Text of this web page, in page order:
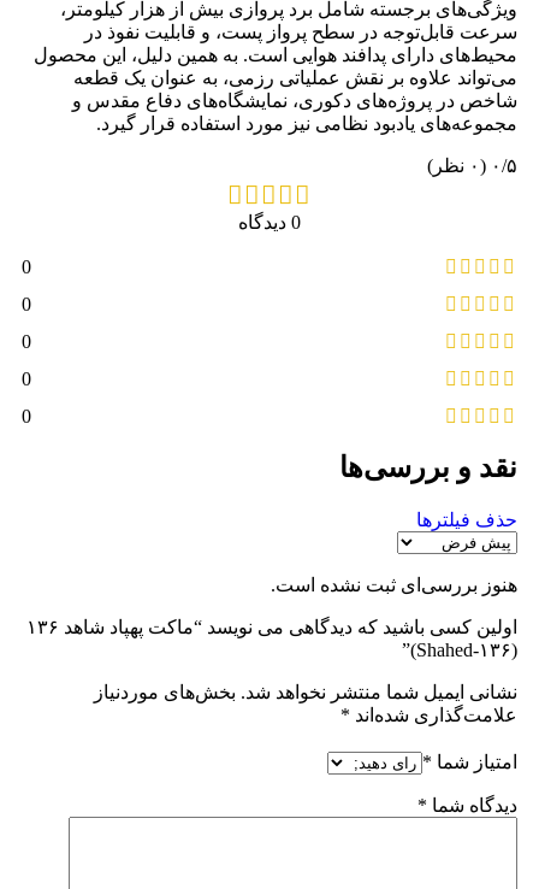
ویژگی‌های برجسته شامل برد پروازی بیش از هزار کیلومتر،
سرعت قابل‌توجه در سطح پرواز پست، و قابلیت نفوذ در
محیط‌های دارای پدافند هوایی است. به همین دلیل، این محصول
می‌تواند علاوه بر نقش عملیاتی رزمی، به عنوان یک قطعه
شاخص در پروژه‌های دکوری، نمایشگاه‌های دفاع مقدس و
مجموعه‌های یادبود نظامی نیز مورد استفاده قرار گیرد.
‫۰/۵ ‫(۰ نظر)
0 دیدگاه
0
0
0
0
0
نقد و بررسی‌ها
حذف فیلترها
هنوز بررسی‌ای ثبت نشده است.
اولین کسی باشید که دیدگاهی می نویسد “ماکت پهپاد شاهد ۱۳۶
(Shahed‑۱۳۶)”
نشانی ایمیل شما منتشر نخواهد شد. بخش‌های موردنیاز
علامت‌گذاری شده‌اند *
امتیاز شما *
دیدگاه شما *